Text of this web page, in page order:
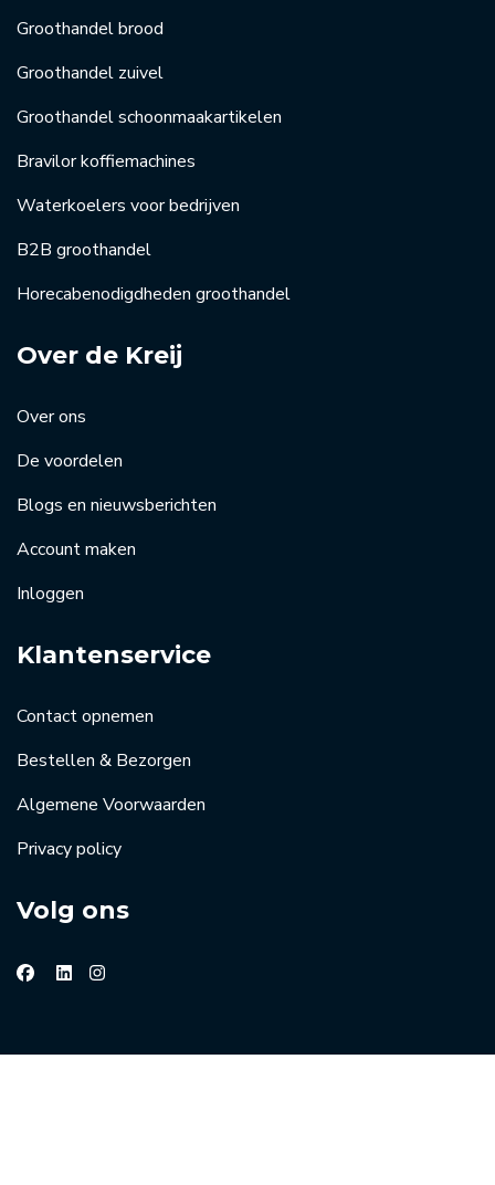
Groothandel brood
Groothandel zuivel
Groothandel schoonmaakartikelen
Bravilor koffiemachines
Waterkoelers voor bedrijven
B2B groothandel
Horecabenodigdheden groothandel
Over de Kreij
Over ons
De voordelen
Blogs en nieuwsberichten
Account maken
Inloggen
Klantenservice
Contact opnemen
Bestellen & Bezorgen
Algemene Voorwaarden
Privacy policy
Volg ons